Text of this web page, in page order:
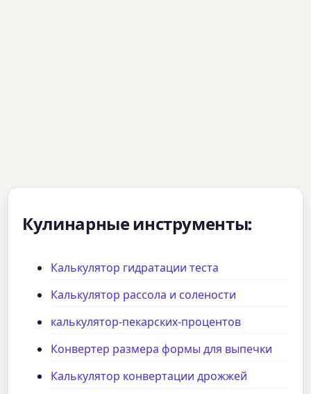
Кулинарные инструменты:
Калькулятор гидратации теста
Калькулятор рассола и солености
калькулятор-пекарских-процентов
Конвертер размера формы для выпечки
Калькулятор конвертации дрожжей